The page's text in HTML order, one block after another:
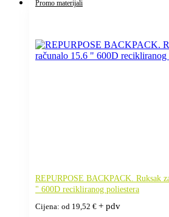
Promo materijali
REPURPOSE BACKPACK. Ruksak
" 600D recikliranog poliestera
Cijena: od 19,52 € + pdv